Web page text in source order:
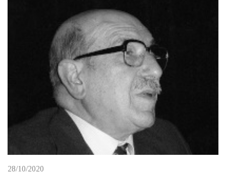
28/10/2020